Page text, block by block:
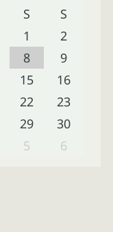
S
S
1
2
8
9
15
16
22
23
29
30
5 6